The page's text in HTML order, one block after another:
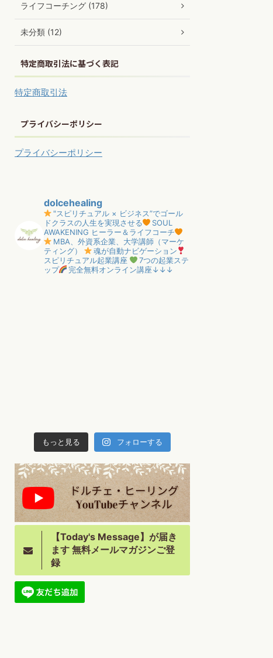
ライフコーチング (178)
未分類 (12)
特定商取引法に基づく表記
特定商取引法
プライバシーポリシー
プライバシーポリシー
dolcehealing
"スピリチュアル × ビジネス”でゴール
ドクラスの人生を実現させる
SOUL
AWAKENING ヒーラー＆ライフコーチ
MBA、外資系企業、大学講師（マーケ
ティング）
魂が自動ナビゲーション
スピリチュアル起業講座
7つの起業ステ
ップ
完全無料オンライン講座↓↓↓
もっと見る フォローする
【Today's Message】が届き
ます 無料メールマガジンご登
録